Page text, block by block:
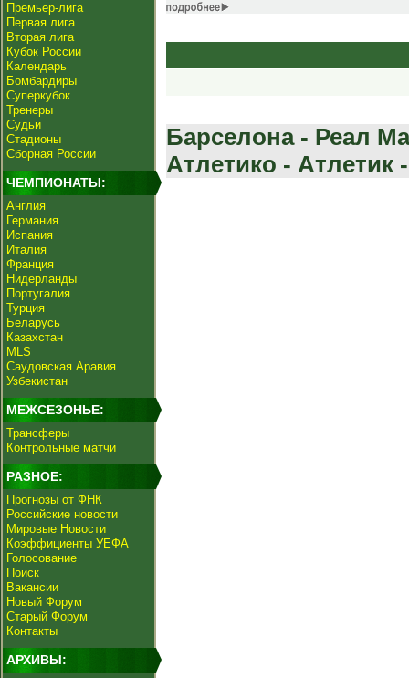
Премьер-лига
Первая лига
Вторая лига
Кубок России
Календарь
Бомбардиры
Суперкубок
Тренеры
Судьи
Стадионы
Сборная России
ЧЕМПИОНАТЫ:
Англия
Германия
Испания
Италия
Франция
Нидерланды
Португалия
Турция
Беларусь
Казахстан
MLS
Саудовская Аравия
Узбекистан
МЕЖСЕЗОНЬЕ:
Трансферы
Контрольные матчи
РАЗНОЕ:
Прогнозы от ФНК
Российские новости
Мировые Новости
Коэффициенты УЕФА
Голосование
Поиск
Вакансии
Новый Форум
Старый Форум
Контакты
АРХИВЫ:
Барселона - Реал
Атлетико - Атлетик